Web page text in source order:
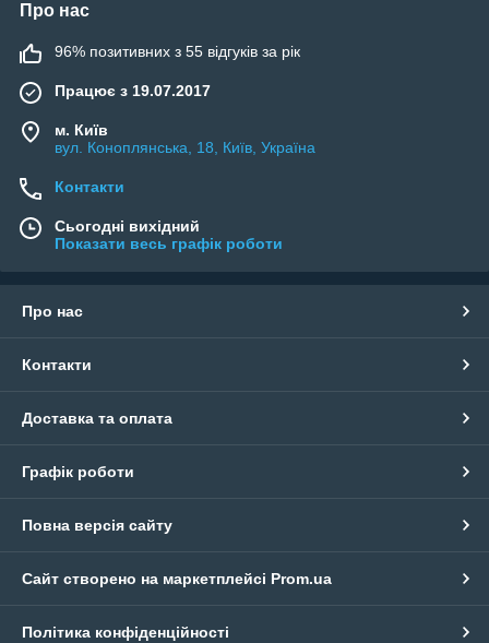
Про нас
96% позитивних з 55 відгуків за рік
Працює з 19.07.2017
м. Київ
вул. Коноплянська, 18, Київ, Україна
Контакти
Сьогодні вихідний
Показати весь графік роботи
Про нас
Контакти
Доставка та оплата
Графік роботи
Повна версія сайту
Сайт створено на маркетплейсі Prom.ua
Політика конфіденційності